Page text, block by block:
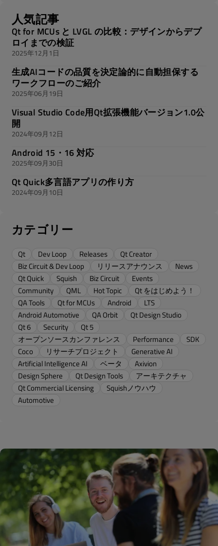
人気記事
Qt for MCUs と LVGL の比較：デザインからデプ
ロイまでの検証
2025年12月1日
生成AIコードの品質を決定論的に自動担保する
ワークフローのご紹介
2025年06月19日
Visual Studio Code用Qt拡張機能バージョン1.0公
開
2024年09月12日
Android 15・16 対応
2025年09月30日
Qt Quick多言語アプリの作り方
2024年09月10日
カテゴリー
Qt Dev Loop Releases
Qt Creator
Biz Circuit & Dev Loop
リリースアナウンス
News
Qt Quick
Squish Biz Circuit
Events
Community
QML Hot Topic
Qt をはじめよう！
QA Tools
Qt for MCUs Android
LTS
Android Automotive
QA Orbit
Qt Design Studio
Qt 6
Security
Qt 5
オープンソースカンファレンス
Performance
SDK
Coco
リサーチプロジェクト
Generative AI
Artificial Intelligence AI
ベータ
Axivion
Design Sphere
Qt Design Tools
アーキテクチャ
Qt Commercial Licensing
Squishノウハウ
Automotive